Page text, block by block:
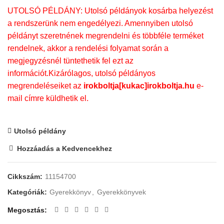
UTOLSÓ PÉLDÁNY: Utolsó példányok kosárba helyezést
a rendszerünk nem engedélyezi. Amennyiben utolsó
példányt szeretnének megrendelni és többféle terméket
rendelnek, akkor a rendelési folyamat során a
megjegyzésnél tüntethetik fel ezt az
információt.Kizárólagos, utolsó példányos
megrendeléseiket az irokboltja[kukac]irokboltja.hu e-
mail címre küldhetik el.
Utolsó példány
Hozzáadás a Kedvencekhez
Cikkszám: 11154700
Kategóriák: Gyerekkönyv Gyerekkönyvek
Megosztás